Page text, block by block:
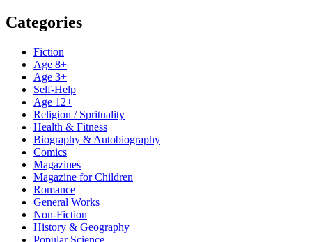
Categories
Fiction
Age 8+
Age 3+
Self-Help
Age 12+
Religion / Sprituality
Health & Fitness
Biography & Autobiography
Comics
Magazines
Magazine for Children
Romance
General Works
Non-Fiction
History & Geography
Popular Science